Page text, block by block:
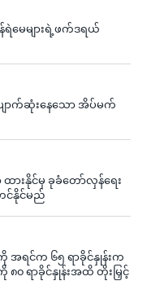
မေများရဲ့ဖက်ဒရယ်
ောက်ဆုံးနေသော အိပ်မက်
းနိုင်မှ ခုခံတော်လှန်ရေး
င်နိုင်မည်
ရင်က ၆၅ ရာခိုင်နှုန်းက
၀ ရာခိုင်နှုန်းအထိ တိုးမြှင့်